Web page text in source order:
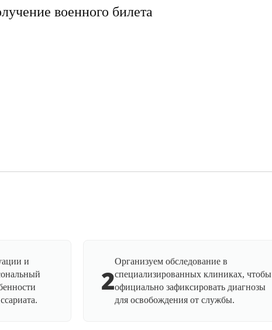
военного билета
и
2
Организуем обследование в
специализированных клиниках, чтобы
официально зафиксировать диагнозы
для освобождения от службы.